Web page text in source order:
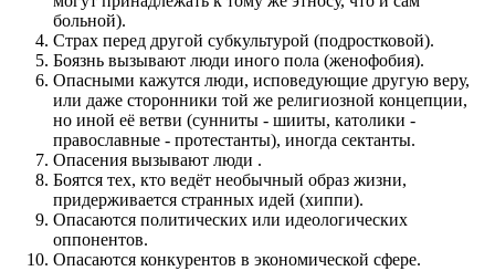
больной).
Страх перед другой субкультурой (подростковой).
Боязнь вызывают люди иного пола (женофобия).
Опасными кажутся люди, исповедующие другую веру,
или даже сторонники той же религиозной концепции,
но иной её ветви (сунниты - шииты, католики -
православные - протестанты), иногда сектанты.
Опасения вызывают люди .
Боятся тех, кто ведёт необычный образ жизни,
придерживается странных идей (хиппи).
Опасаются политических или идеологических
оппонентов.
Опасаются конкурентов в экономической сфере.